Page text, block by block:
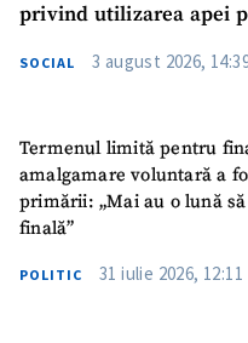
privind utilizarea apei
SOCIAL 3 august 2026,
Termenul limită pentru
amalgamare voluntară a
primării: „Mai au o lună
finală”
POLITIC 31 iulie 2026, 12:11